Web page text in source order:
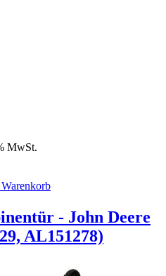
MwSt.
- John Deere
AL151278)